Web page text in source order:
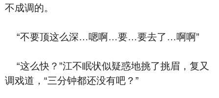
不成调的。
“不要顶这么深…嗯啊…要…要去了…啊啊”
“这么快？”江不眠状似疑惑地挑了挑眉，复又
调戏道，“三分钟都还没有吧？”